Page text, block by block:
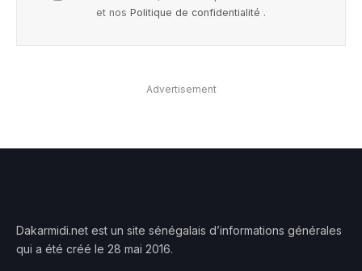
et nos Politique de confidentialité .
Advertisement
Dakarmidi.net est un site sénégalais d’informations générales
qui a été créé le 28 mai 2016.